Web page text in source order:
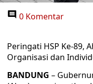
0 Komentar
Peringati HSP Ke-89,
Organisasi dan
BANDUNG –